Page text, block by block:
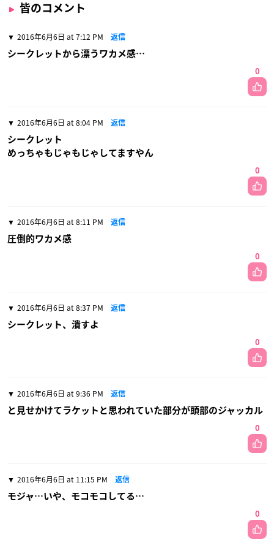
皆のコメント
2016年6月6日 at 7:12 PM 返信
シークレットから漂うワカメ感…
0
2016年6月6日 at 8:04 PM 返信
シークレット
めっちゃもじゃもじゃしてますやん
0
2016年6月6日 at 8:11 PM 返信
圧倒的ワカメ感
0
2016年6月6日 at 8:37 PM 返信
シークレット、潰すよ
0
2016年6月6日 at 9:36 PM 返信
と見せかけてラケットと思われていた部分が頭部のジャッカル
0
2016年6月6日 at 11:15 PM 返信
モジャ…いや、モコモコしてる…
0